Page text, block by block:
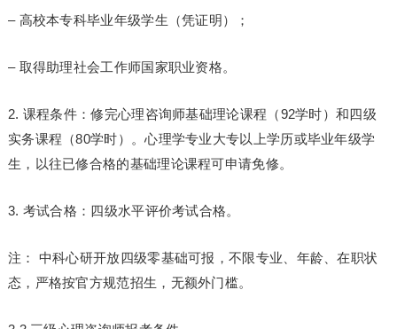
– 高校本专科毕业年级学生（凭证明）；
– 取得助理社会工作师国家职业资格。
2. 课程条件：修完心理咨询师基础理论课程（92学时）和四级
实务课程（80学时）。心理学专业大专以上学历或毕业年级学
生，以往已修合格的基础理论课程可申请免修。
3. 考试合格：四级水平评价考试合格。
注： 中科心研开放四级零基础可报，不限专业、年龄、在职状
态，严格按官方规范招生，无额外门槛。